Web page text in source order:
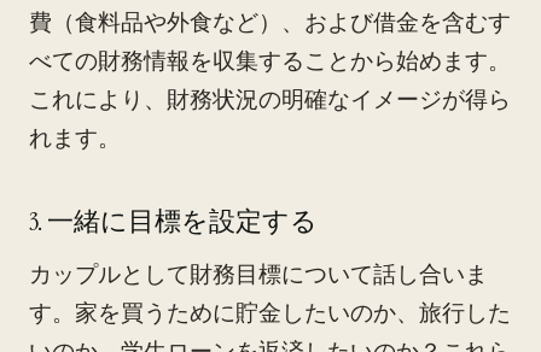
費（食料品や外食など）、および借金を含むす
べての財務情報を収集することから始めます。
これにより、財務状況の明確なイメージが得ら
れます。
3. 一緒に目標を設定する
カップルとして財務目標について話し合いま
す。家を買うために貯金したいのか、旅行した